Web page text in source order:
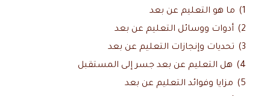
1)
ما هو التعليم عن بعد
2)
أدوات ووسائل التعليم عن بعد
3)
تحديات وإنجازات التعليم عن بعد
4)
هل التعليم عن بعد جسر إلى المستقبل
5)
مزايا وفوائد التعليم عن بعد